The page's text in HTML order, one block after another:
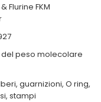
Flurine FKM
del peso molecolare
guarnizioni, O ring,
stampi